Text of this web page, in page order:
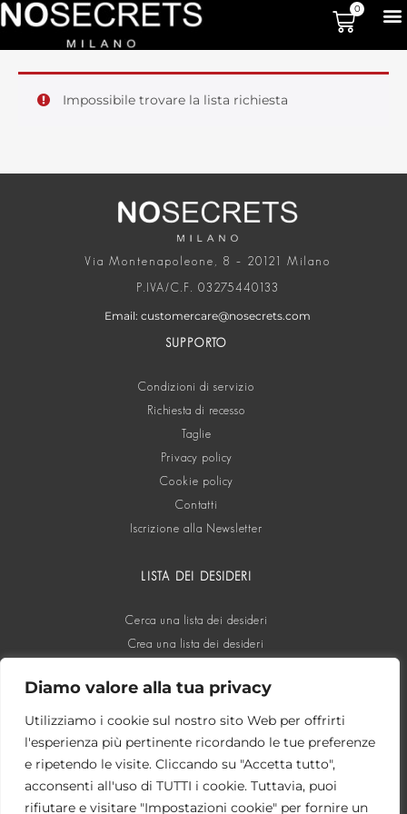
Diamo valore alla tua privacy
Utilizziamo i cookie sul nostro sito Web per offrirti
l'esperienza più pertinente ricordando le tue preferenze
e ripetendo le visite. Cliccando su "Accetta tutto",
acconsenti all'uso di TUTTI i cookie. Tuttavia, puoi
rifiutare e visitare "Impostazioni cookie" per fornire un
0
Impossibile trovare la lista richiesta
Via Montenapoleone, 8 – 20121 Milano
P.IVA/C.F. 03275440133
Email: customercare@nosecrets.com
SUPPORTO
Condizioni di servizio
Richiesta di recesso
Taglie
Privacy policy
Cookie policy
Contatti
Iscrizione alla Newsletter
LISTA DEI DESIDERI
Cerca una lista dei desideri
Crea una lista dei desideri
SOCIAL